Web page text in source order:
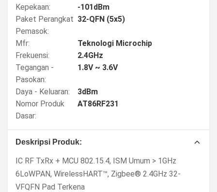
Kepekaan:
-101dBm
Paket Perangkat
Pemasok:
32-QFN (5x5)
Mfr:
Teknologi Microchip
Frekuensi:
2.4GHz
Tegangan -
Pasokan:
1.8V ~ 3.6V
Daya - Keluaran:
3dBm
Nomor Produk
Dasar:
AT86RF231
Deskripsi Produk:
IC RF TxRx + MCU 802.15.4, ISM Umum > 1GHz
6LoWPAN, WirelessHART™, Zigbee® 2.4GHz 32-
VFQFN Pad Terkena